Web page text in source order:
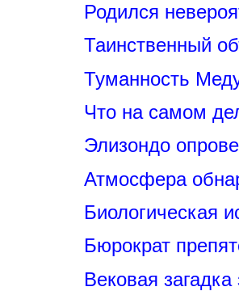
Родился
Таинственный
Туманность
Что на самом
Элизондо
Атмосфера
Биологическая
Бюрократ
Вековая